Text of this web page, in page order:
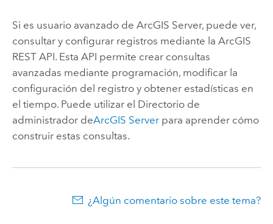
Si es usuario avanzado de ArcGIS Server, puede ver,
consultar y configurar registros mediante la ArcGIS
REST API. Esta API permite crear consultas
avanzadas mediante programación, modificar la
configuración del registro y obtener estadísticas en
el tiempo. Puede utilizar el Directorio de
administrador deArcGIS Serverpara aprender cómo
construir estas consultas.
¿Algún comentario sobre este tema?